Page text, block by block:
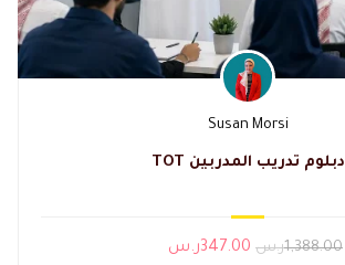
Susan Morsi
دبلوم تدريب المدربين TOT
1,388.00ر.س 347.00ر.س